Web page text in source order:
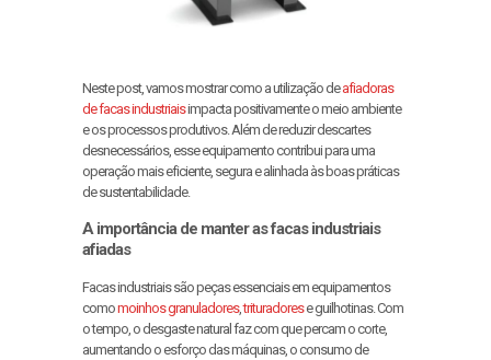
Neste post, vamos mostrar como a utilização deafiadoras
de facas industriaisimpacta positivamente o meio ambiente
e os processos produtivos. Além de reduzir descartes
desnecessários, esse equipamento contribui para uma
operação mais eficiente, segura e alinhada às boas práticas
de sustentabilidade.
A importância de manter as facas industriais
afiadas
Facas industriais são peças essenciais em equipamentos
comomoinhos granuladores,trituradorese guilhotinas. Com
o tempo, o desgaste natural faz com que percam o corte,
aumentando o esforço das máquinas, o consumo de